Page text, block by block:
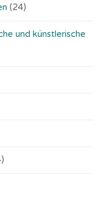
(24)
und künstlerische